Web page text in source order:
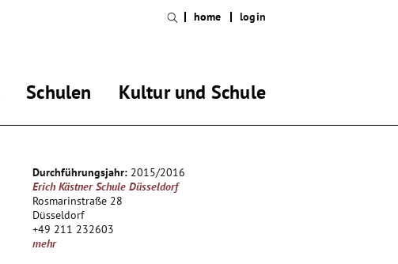
Schulen Kultur und Schule
home login
Durchführungsjahr: 2015/2016
Erich Kästner Schule Düsseldorf
Rosmarinstraße 28
Düsseldorf
+49 211 232603
mehr